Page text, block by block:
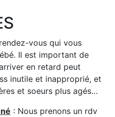
vous qui vous
Il est important de
en retard peut
inutile et inapproprié, et
et soeurs plus agés…
: Nous prenons un rdv